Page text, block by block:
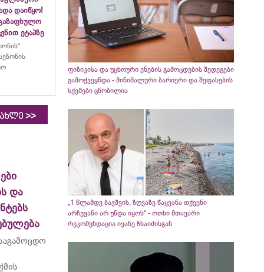
დაიწყო!
ეტაპზე
>>
და
ფიზიკისა და უცხოური ენების გამოცდების შედეგები
გამოქვეყნდა - მინიმალური ბარიერი და შეფასების
სქემები ცნობილია
„1 წლამდე ბავშვის, ზღვაზე წაყვანა თქვენი
არჩევანი არ უნდა იყოს“ - ოთხი მთავარი
რეკომენდაცია ივანე ჩხაიძისგან